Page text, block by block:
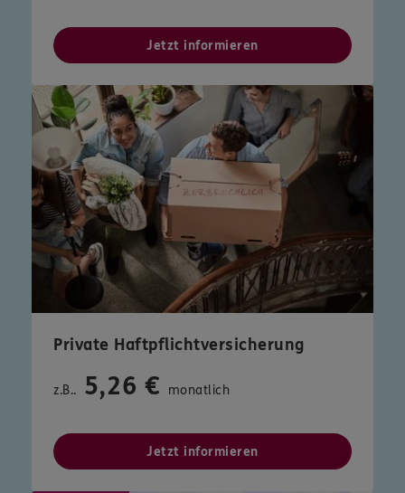
Jetzt informieren
Private Haftpflichtversicherung
z.B.. 5,26 € monatlich
Jetzt informieren